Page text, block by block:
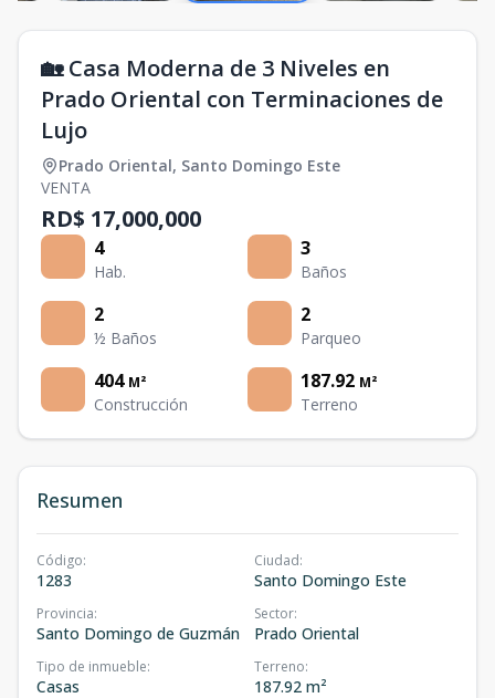
🏡 Casa Moderna de 3 Niveles en
Prado Oriental con Terminaciones de
Lujo
Prado Oriental, Santo Domingo Este
VENTA
RD$ 17,000,000
4
Hab.
3
Baños
2
½ Baños
2
Parqueo
404 M²
Construcción
187.92 M²
Terreno
Resumen
Código:
1283
Ciudad:
Santo Domingo Este
Provincia:
Santo Domingo de Guzmán
Sector:
Prado Oriental
Tipo de inmueble:
Casas
Terreno:
187.92 m²